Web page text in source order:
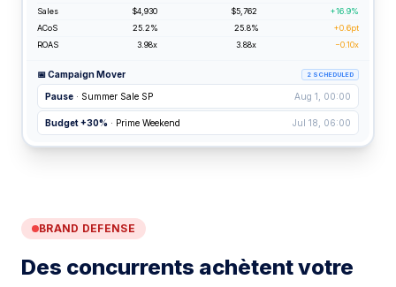
Sales
$4,930 $5,762
+16.9%
ACoS
25.2% 25.8%
+0.6pt
ROAS
3.98x 3.88x −0.10x
📅 Campaign Mover 2 SCHEDULED
Pause · Summer Sale SP Aug 1, 00:00
Budget +30% · Prime Weekend Jul 18, 06:00
BRAND DEFENSE
Des concurrents achètent votre